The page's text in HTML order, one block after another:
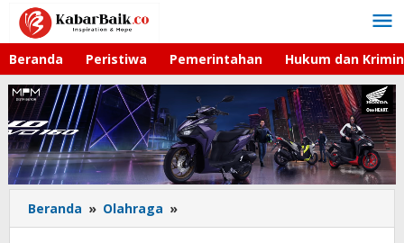
Lewati
konten
Beranda Peristiwa Pemerintahan Hukum dan
Beranda » Olahraga »
Bulan